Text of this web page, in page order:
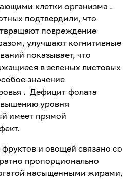
клетки организма .
подтвердили, что
повреждение
улучшают когнитивные
показывает, что
в зеленых листовых
значение
. Дефицит фолата
уровня
имеет прямой
и овощей связано со
пропорционально
насыщенными жирами,